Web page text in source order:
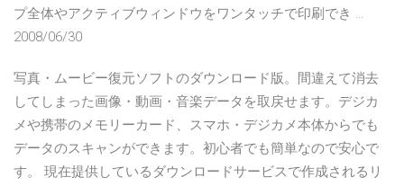
プ全体やアクティブウィンドウをワンタッチで印刷でき …
2008/06/30
写真・ムービー復元ソフトのダウンロード版。間違えて消去
してしまった画像・動画・音楽データを取戻せます。デジカ
メや携帯のメモリーカード、スマホ・デジカメ本体からでも
データのスキャンができます。初心者でも簡単なので安心で
す。 現在提供しているダウンロードサービスで作成されるリ